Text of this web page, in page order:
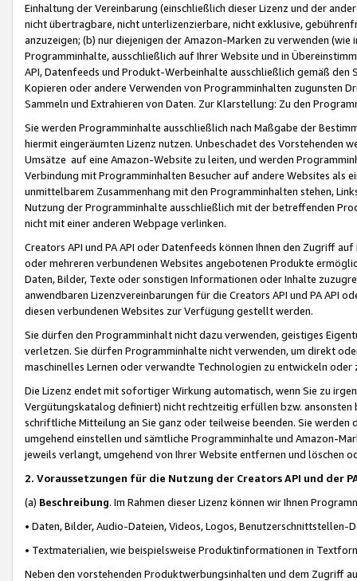
Einhaltung der Vereinbarung (einschließlich dieser Lizenz und der
nicht übertragbare, nicht unterlizenzierbare, nicht exklusive,
anzuzeigen; (b) nur diejenigen der Amazon-Marken zu verwenden
Programminhalte, ausschließlich auf Ihrer Website und in
API, Datenfeeds und Produkt-Werbeinhalte ausschließlich gemäß
Kopieren oder andere Verwenden von Programminhalten zugunsten
Sammeln und Extrahieren von Daten. Zur Klarstellung: Zu den
Sie werden Programminhalte ausschließlich nach Maßgabe der
hiermit eingeräumten Lizenz nutzen. Unbeschadet des Vorstehenden
Umsätze auf eine Amazon-Website zu leiten, und werden
Verbindung mit Programminhalten Besucher auf andere Websites als
unmittelbarem Zusammenhang mit den Programminhalten stehen,
Nutzung der Programminhalte ausschließlich mit der betreffenden
nicht mit einer anderen Webpage verlinken.
Creators API und PA API oder Datenfeeds können Ihnen den Zugriff
oder mehreren verbundenen Websites angebotenen Produkte
Daten, Bilder, Texte oder sonstigen Informationen oder Inhalte
anwendbaren Lizenzvereinbarungen für die Creators API und PA API
diesen verbundenen Websites zur Verfügung gestellt werden.
Sie dürfen den Programminhalt nicht dazu verwenden, geistiges
verletzen. Sie dürfen Programminhalte nicht verwenden, um direkt
maschinelles Lernen oder verwandte Technologien zu entwickeln
Die Lizenz endet mit sofortiger Wirkung automatisch, wenn Sie zu
Vergütungskatalog definiert) nicht rechtzeitig erfüllen bzw. ansonsten
schriftliche Mitteilung an Sie ganz oder teilweise beenden. Sie werden
umgehend einstellen und sämtliche Programminhalte und Amazon-
jeweils verlangt, umgehend von Ihrer Website entfernen und löschen
2. Voraussetzungen für die Nutzung der Creators API und der
(a) Beschreibung. Im Rahmen dieser Lizenz können wir Ihnen
• Daten, Bilder, Audio-Dateien, Videos, Logos, Benutzerschnittstellen-
• Textmaterialien, wie beispielsweise Produktinformationen in
Neben den vorstehenden Produktwerbungsinhalten und dem Zugriff